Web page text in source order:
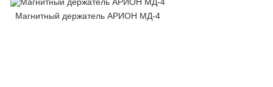
Магнитный держатель АРИОН МД-4